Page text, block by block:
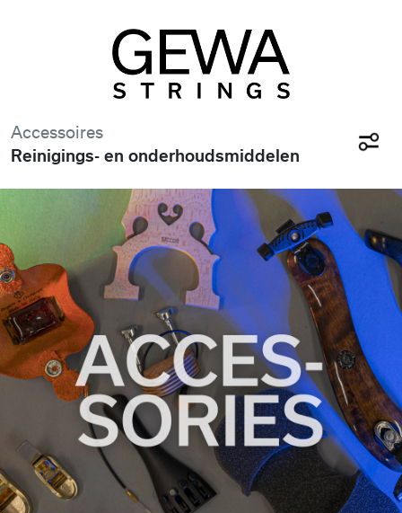
Accessoires
Reinigings- en onderhoudsmiddelen